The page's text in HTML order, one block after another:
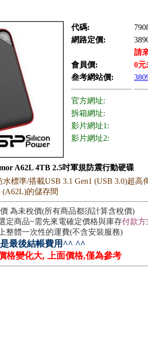
代碼:
網路定價:
請
會員價:
0元
叁考網站價:
官方網址:
拆箱網址:
影片網址1:
影片網址2:
A62L 4TB 2.5吋軍規防震行動硬碟
標準/搭載USB 3.1 Gen1 (USB 3.0)超高
(A62L)的儲存間
為未稅價(所有商品都須計算含稅價)
定商品~需先來電確定價格與庫存付款方
整體一次性的運費(不含安裝服務)
最後結帳費用^^ ^^
格變化大, 上面價格,僅為參考